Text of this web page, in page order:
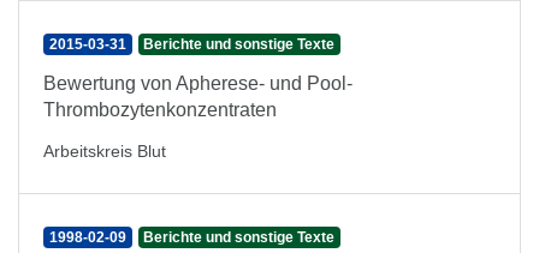
2015-03-31 Berichte und sonstige Texte
Bewertung von Apherese- und Pool-
Thrombozytenkonzentraten
Arbeitskreis Blut
1998-02-09 Berichte und sonstige Texte